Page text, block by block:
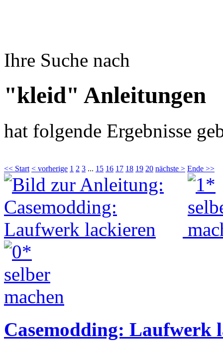
Ihre Suche nach
"kleid" Anleitungen
hat folgende Ergebnisse
<< Start < vorherige 1 2 3 ... 15 16 17 18 19 20 nächste > Ende >>
Casemodding: Laufwerk